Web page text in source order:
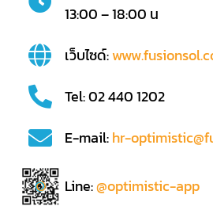
13:00 – 18:00 น
เว็บไซด์:
Tel: 02 440 1202
E-mail:hr-
Line:@optimistic-app